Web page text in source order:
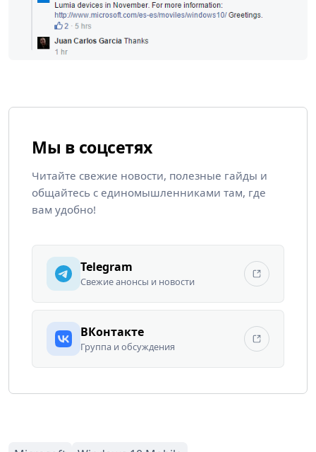
Мы в соцсетях
Читайте свежие новости, полезные гайды и
общайтесь с единомышленниками там, где
вам удобно!
Telegram
Свежие анонсы и новости
ВКонтакте
Группа и обсуждения